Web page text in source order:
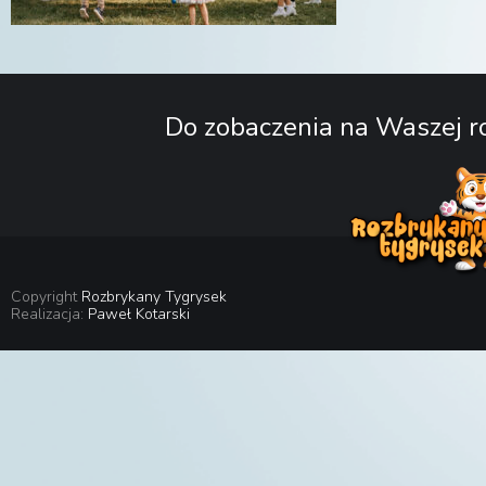
Do zobaczenia na Waszej
Copyright Rozbrykany Tygrysek
Realizacja: Paweł Kotarski